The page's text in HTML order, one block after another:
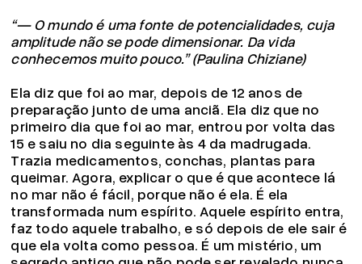
“— O mundo é uma fonte de potencialidades, cuja
amplitude não se pode dimensionar. Da vida
conhecemos muito pouco.” (Paulina Chiziane)
Ela diz que foi ao mar, depois de 12 anos de
preparação junto de uma anciã. Ela diz que no
primeiro dia que foi ao mar, entrou por volta das
15 e saiu no dia seguinte às 4 da madrugada.
Trazia medicamentos, conchas, plantas para
queimar. Agora, explicar o que é que acontece lá
no mar não é fácil, porque não é ela. É ela
transformada num espírito. Aquele espírito entra,
faz todo aquele trabalho, e só depois de ele sair é
que ela volta como pessoa. É um mistério, um